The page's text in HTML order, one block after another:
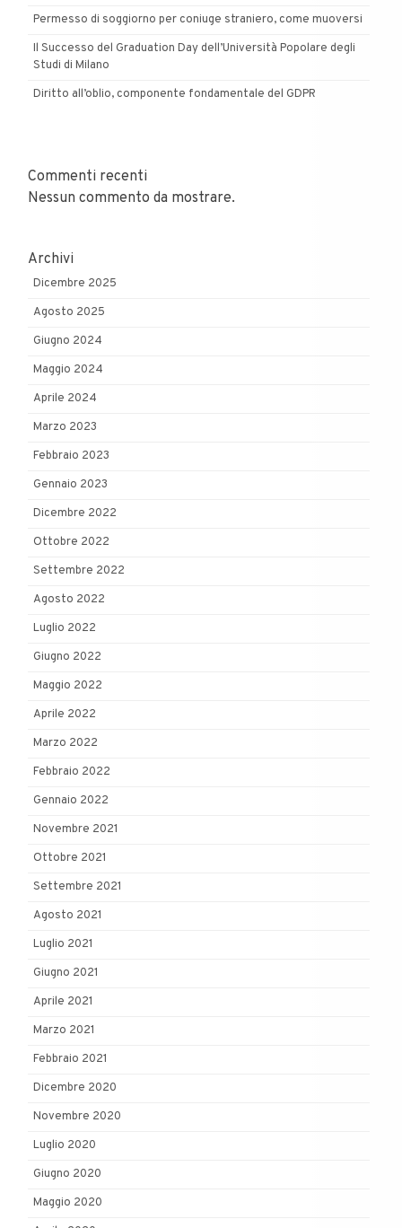
Permesso di soggiorno per coniuge straniero, come muoversi
Il Successo del Graduation Day dell’Università Popolare degli
Studi di Milano
Diritto all’oblio, componente fondamentale del GDPR
Commenti recenti
Nessun commento da mostrare.
Archivi
Dicembre 2025
Agosto 2025
Giugno 2024
Maggio 2024
Aprile 2024
Marzo 2023
Febbraio 2023
Gennaio 2023
Dicembre 2022
Ottobre 2022
Settembre 2022
Agosto 2022
Luglio 2022
Giugno 2022
Maggio 2022
Aprile 2022
Marzo 2022
Febbraio 2022
Gennaio 2022
Novembre 2021
Ottobre 2021
Settembre 2021
Agosto 2021
Luglio 2021
Giugno 2021
Aprile 2021
Marzo 2021
Febbraio 2021
Dicembre 2020
Novembre 2020
Luglio 2020
Giugno 2020
Maggio 2020